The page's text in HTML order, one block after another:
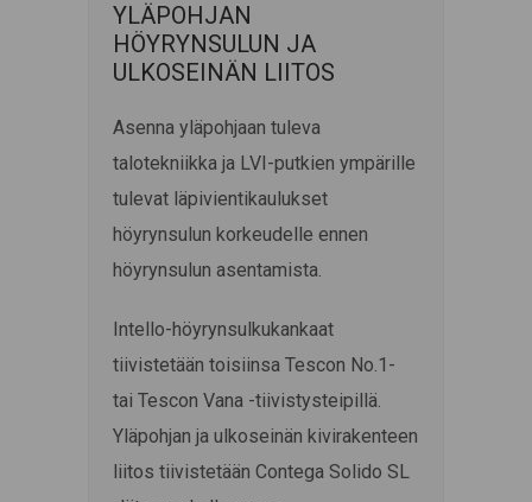
YLÄPOHJAN
HÖYRYNSULUN JA
ULKOSEINÄN LIITOS
Asenna yläpohjaan tuleva
talotekniikka ja LVI-putkien ympärille
tulevat läpivientikaulukset
höyrynsulun korkeudelle ennen
höyrynsulun asentamista.
Intello-höyrynsulkukankaat
tiivistetään toisiinsa Tescon No.1-
tai Tescon Vana -tiivistysteipillä.
Yläpohjan ja ulkoseinän kivirakenteen
liitos tiivistetään Contega Solido SL